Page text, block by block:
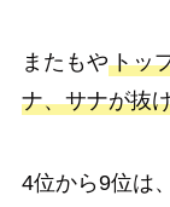
またもやトッ
ナ、サナが抜
4位から9位は